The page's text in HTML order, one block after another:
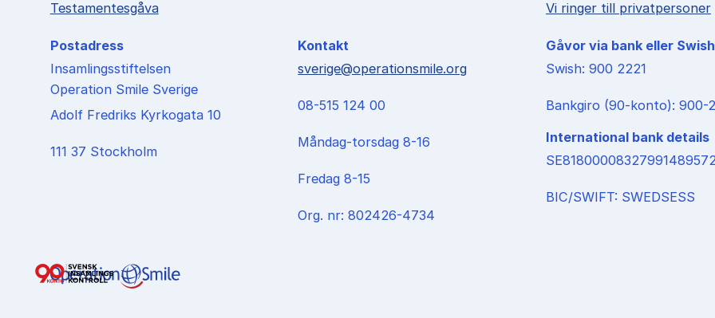
Testamentesgåva
Vi ringer till privatpersoner
Postadress
Insamlingsstiftelsen
Operation Smile Sverige
Adolf Fredriks Kyrkogata 10
111 37 Stockholm
Kontakt
sverige@operationsmile.org
08-515 124 00
Måndag-torsdag 8-16
Fredag 8-15
Org. nr: 802426-4734
Gåvor via bank eller Swish
Swish: 900 2221
Bankgiro (90-konto): 900-
International bank details
BIC/SWIFT: SWEDSESS